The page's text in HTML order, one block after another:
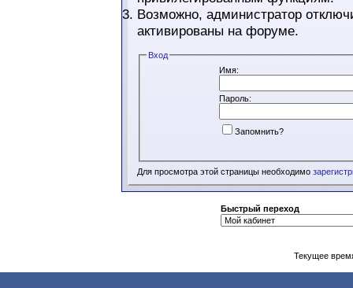
Возможно, администратор
активированы на форуме.
Вход
Имя:
Пароль:
Запомнить?
Для просмотра этой страницы необходимо
Быстрый переход
Текущее